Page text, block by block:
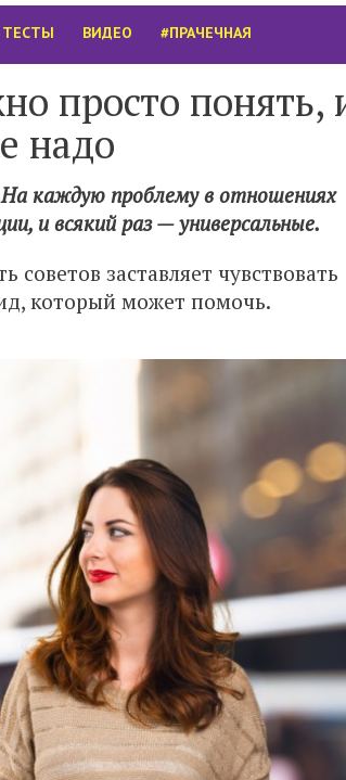
ТЕСТЫ ВИДЕО #ПРАЧЕЧНАЯ
просто
надо
каждую проблему в отношениях
и всякий раз — универсальные.
заставляет чувствовать
который может помочь.